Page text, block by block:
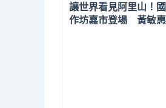
讓世界看見阿里山！
作坊嘉市登場 黃敏